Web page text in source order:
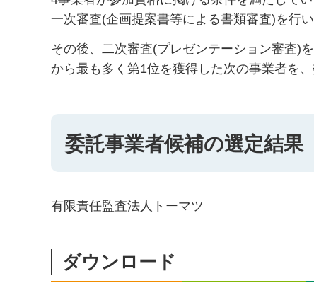
一次審査(企画提案書等による書類審査)を行
その後、二次審査(プレゼンテーション審査)
から最も多く第1位を獲得した次の事業者を
委託事業者候補の選定結果
有限責任監査法人トーマツ
ダウンロード